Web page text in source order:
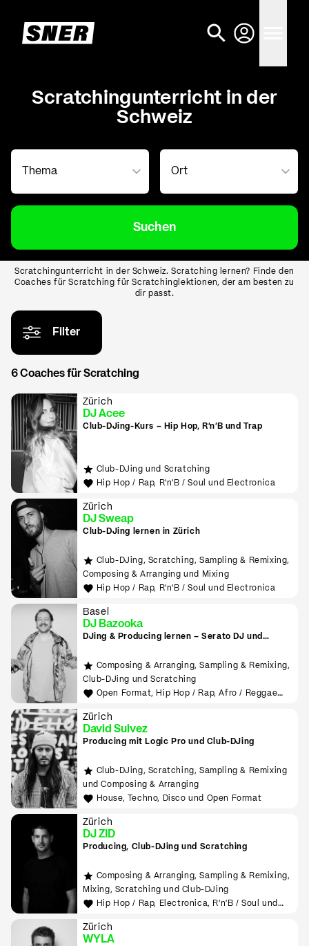
Scratchingunterricht in der
Schweiz
Suchen
Scratchingunterricht in der Schweiz. Scratching lernen? Finde den
Coaches für Scratching für Scratchinglektionen, der am besten zu
dir passt.
Filter
6 Coaches für Scratching
Zürich
DJ Acee
Club-DJing-Kurs – Hip Hop, R'n'B und Trap
Club-DJing und Scratching
Hip Hop / Rap, R'n'B / Soul und Electronica
Zürich
DJ Sweap
Club-DJing lernen in Zürich
Club-DJing, Scratching, Sampling & Remixing,
Composing & Arranging und Mixing
Hip Hop / Rap, R'n'B / Soul und Electronica
Basel
DJ Bazooka
DJing & Producing lernen – Serato DJ und
Composing & Arranging, Sampling & Remixing,
Club-DJing und Scratching
Open Format, Hip Hop / Rap, Afro / Reggae
Zürich
David Suivez
Producing mit Logic Pro und Club-DJing
Club-DJing, Scratching, Sampling & Remixing
und Composing & Arranging
House, Techno, Disco und Open Format
Zürich
DJ ZID
Producing, Club-DJing und Scratching
Composing & Arranging, Sampling & Remixing,
Mixing, Scratching und Club-DJing
Hip Hop / Rap, Electronica, R'n'B / Soul und
Zürich
WYLA